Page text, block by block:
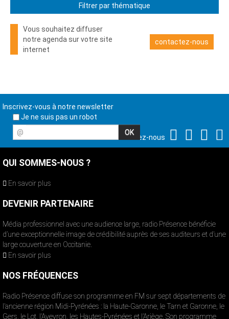
Filtrer par thématique
Vous souhaitez diffuser
notre agenda sur votre site
internet
contactez-nous
Inscrivez-vous à notre newsletter
Je ne suis pas un robot
@
Suivez-nous
QUI SOMMES-NOUS ?
En savoir plus
DEVENIR PARTENAIRE
Média professionnel avec une audience large, radio Présence bénéficie
d’une exceptionnelle image de crédibilité auprès de ses auditeurs et d’une
large couverture en Occitanie.
En savoir plus
NOS FRÉQUENCES
Radio Présence diffuse son programme en FM sur sept départements de
l’ancienne région Midi-Pyrénées : la Haute-Garonne, le Tarn et Garonne, le
Gers, le Lot, l’Aveyron, les Hautes-Pyrénées et l’Ariège. Son programme